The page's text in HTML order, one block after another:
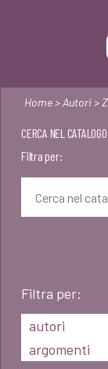
Home> Autori> Z
CERCA NEL CATALOGO
Filtra per:
Filtra per:
autori
argomenti